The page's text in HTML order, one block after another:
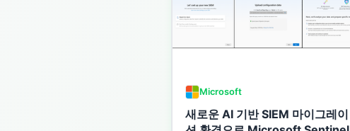
Microsoft
새로운 AI 기반 SIEM 마이그레이